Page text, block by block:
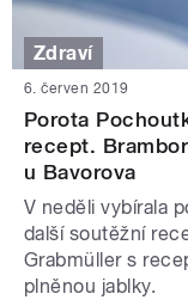
Zdraví
6. červen 2019
Porota
recept.
u Bavorova
V neděli vybírala
další soutěžní
Grabmüller s
plněnou jablky.